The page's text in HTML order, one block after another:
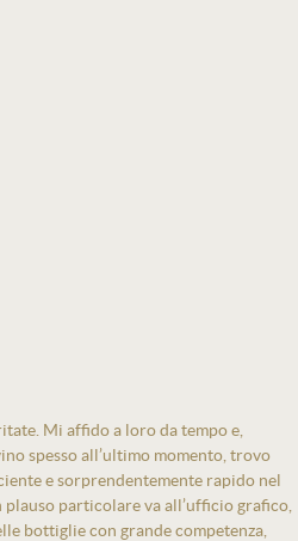
Mi affido a loro da tempo e,
spesso all’ultimo momento, trovo
e sorprendentemente rapido nel
particolare va all’ufficio grafico,
bottiglie con grande competenza,